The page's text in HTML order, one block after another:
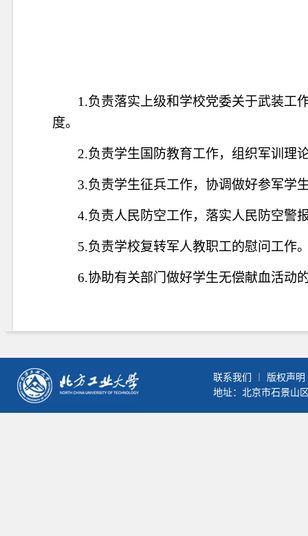
1.负责落实上级和学校党委关于武装工
度。
2.负责学生国防教育工作，组织军训理
3.负责学生征兵工作，协调做好参军学
4.负责人民防空工作，落实人民防空警
5.负责学校复转军人教职工的慰问工作
6.协助有关部门做好学生无偿献血活动
联系我们 版权声明
地址：北京市石景山